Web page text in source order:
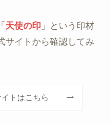
天使の印 」という印材
サイトから確認してみ
トはこちら